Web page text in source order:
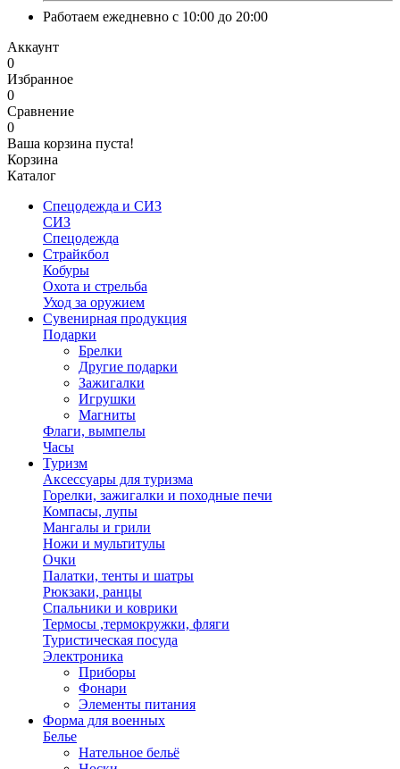
Работаем ежедневно с 10:00 до 20:00
Аккаунт
0
Избранное
0
Сравнение
0
Ваша корзина пуста!
Корзина
Каталог
Спецодежда и СИЗ
СИЗ
Спецодежда
Страйкбол
Кобуры
Охота и стрельба
Уход за оружием
Сувенирная продукция
Подарки
Брелки
Другие подарки
Зажигалки
Игрушки
Магниты
Флаги, вымпелы
Часы
Туризм
Аксессуары для туризма
Горелки, зажигалки и походные печи
Компасы, лупы
Мангалы и грили
Ножи и мультитулы
Очки
Палатки, тенты и шатры
Рюкзаки, ранцы
Спальники и коврики
Термосы ,термокружки, фляги
Туристическая посуда
Электроника
Приборы
Фонари
Элементы питания
Форма для военных
Белье
Нательное бельё